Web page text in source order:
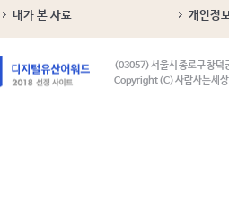
내가 본 사료 개인정
(03057) 서울시 종로구 창덕
Copyright (C) 사람사는세